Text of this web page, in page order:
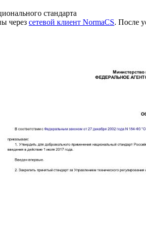
стандарта
через сетевой клиент NormaCS. После